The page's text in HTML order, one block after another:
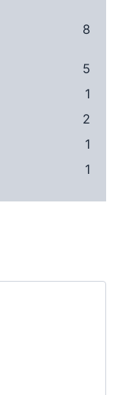
8
5
1
2
1
1